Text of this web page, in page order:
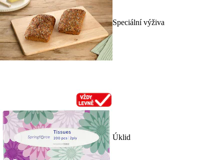
Speciální výživa
Úklid